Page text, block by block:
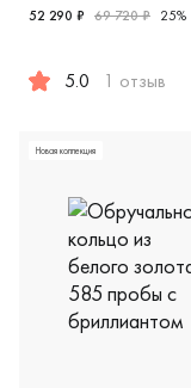
52 290 ₽ 69 720 ₽ 25%
5.0 1 отзыв
Новая коллекция